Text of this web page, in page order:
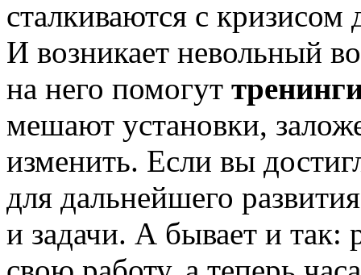
сталкиваются с кризисом
И возникает невольный
на него помогут
мешают установки,
изменить. Если вы
для дальнейшего
и задачи. А бывает и так: